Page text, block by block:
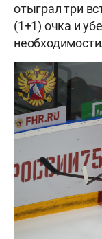
отыграл три
(1+1) очка и